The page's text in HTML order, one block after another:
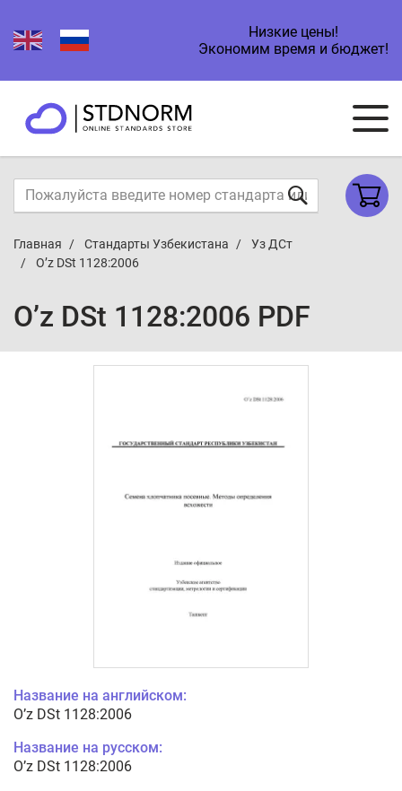
Низкие цены!
Экономим время и бюджет!
Главная Стандарты Узбекистана
Уз ДСт
O’z DSt 1128:2006
O’z DSt 1128:2006 PDF
Название на английском:
O’z DSt 1128:2006
Название на русском:
O’z DSt 1128:2006